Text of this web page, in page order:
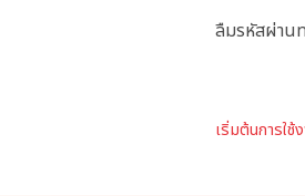
ลืมรหัสผ่าน
เริ่มต้นการใช้